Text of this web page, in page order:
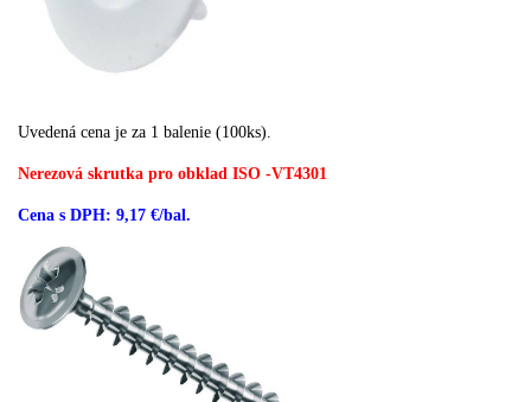
Uvedená cena je za 1 balenie (100ks).
Nerezová skrutka pro obklad ISO -VT4301
Cena s DPH: 9,17 €/bal.